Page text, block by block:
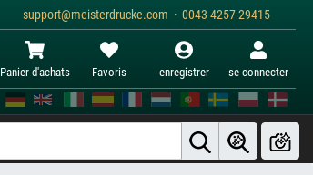
support@meisterdrucke.com · 0043 4257 29415
Panier d'achats Favoris enregistrer se connecter